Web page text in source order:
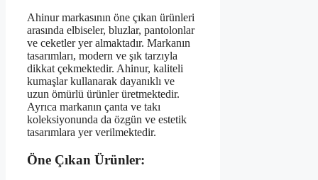
Ahinur markasının öne çıkan ürünleri
arasında elbiseler, bluzlar, pantolonlar
ve ceketler yer almaktadır. Markanın
tasarımları, modern ve şık tarzıyla
dikkat çekmektedir. Ahinur, kaliteli
kumaşlar kullanarak dayanıklı ve
uzun ömürlü ürünler üretmektedir.
Ayrıca markanın çanta ve takı
koleksiyonunda da özgün ve estetik
tasarımlara yer verilmektedir.
Öne Çıkan Ürünler: